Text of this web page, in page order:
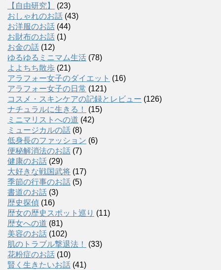
【自由研究】
(23)
おしゃれのお話 (43)
お洋服のお話 (44)
お財布のお話 (1)
お金の話 (12)
ゆるゆるミニマム生活 (78)
よよちち散歩 (21)
アラフォー女子のダイエット (16)
アラフォー女子の日常 (121)
コスメ・スキンケアの記録とレビュー (126)
ナチュラルに生きる！
(15)
ミニマリストへの道 (42)
ミュージカルの話 (8)
低身長のファッション (6)
便秘解消法のお話 (7)
健康のお話 (29)
大好きな戦国武将 (17)
季節の行事のお話 (5)
書道のお話 (3)
歴史探偵 (16)
歴女の歴史スポット巡り (11)
歴女への道 (81)
美容のお話 (102)
肌のトラブル撃退法！
(33)
花粉症のお話 (10)
賢く生きたいお話 (41)